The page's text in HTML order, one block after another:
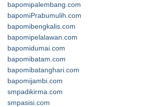
bapomipalembang.com
bapomiPrabumulih.com
bapomibengkalis.com
bapomipelalawan.com
bapomidumai.com
bapomibatam.com
bapomibatanghari.com
bapomijambi.com
smpadikirma.com
smpasisi.com